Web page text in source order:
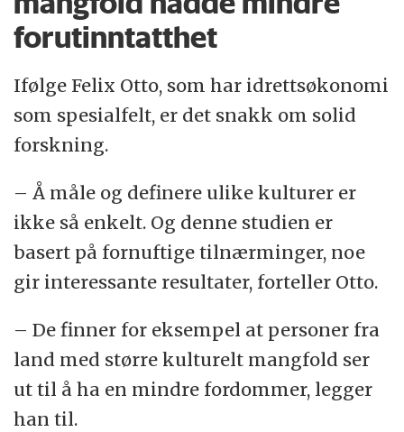
forutinntatthet
Ifølge Felix Otto, som har idrettsøkonomi
som spesialfelt, er det snakk om solid
forskning.
– Å måle og definere ulike kulturer er
ikke så enkelt. Og denne studien er
basert på fornuftige tilnærminger, noe
gir interessante resultater, forteller Otto.
– De finner for eksempel at personer fra
land med større kulturelt mangfold ser
ut til å ha en mindre fordommer, legger
han til.